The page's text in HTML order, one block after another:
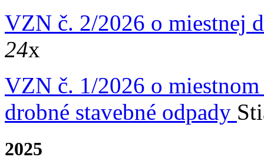
VZN č. 2/2026 o miestnej
24x
VZN č. 1/2026 o
drobné stavebné odpady
2025